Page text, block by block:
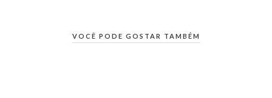
VOCÊ PODE GOSTAR TAMBÉM